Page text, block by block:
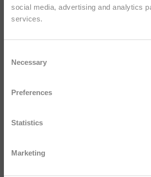
social media, advertising and analytics
services.
Selection
Necessary
Preferences
Statistics
Marketing